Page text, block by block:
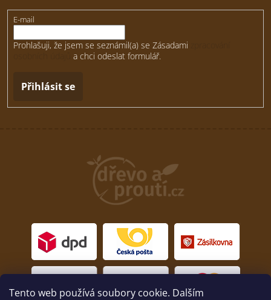
Tento web používá soubory cookie. Dalším
E-mail
Prohlašuji, že jsem se seznámil(a) se Zásadami
a chci odeslat formulář.
Přihlásit se